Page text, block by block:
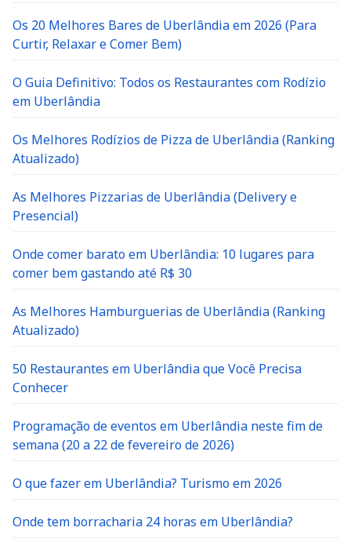
Os 20 Melhores Bares de Uberlândia em 2026 (Para
Curtir, Relaxar e Comer Bem)
O Guia Definitivo: Todos os Restaurantes com Rodízio
em Uberlândia
Os Melhores Rodízios de Pizza de Uberlândia (Ranking
Atualizado)
As Melhores Pizzarias de Uberlândia (Delivery e
Presencial)
Onde comer barato em Uberlândia: 10 lugares para
comer bem gastando até R$ 30
As Melhores Hamburguerias de Uberlândia (Ranking
Atualizado)
50 Restaurantes em Uberlândia que Você Precisa
Conhecer
Programação de eventos em Uberlândia neste fim de
semana (20 a 22 de fevereiro de 2026)
O que fazer em Uberlândia? Turismo em 2026
Onde tem borracharia 24 horas em Uberlândia?